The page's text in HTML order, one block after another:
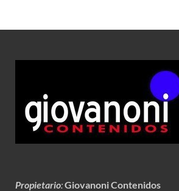
Propietario:Giovanoni Contenidos